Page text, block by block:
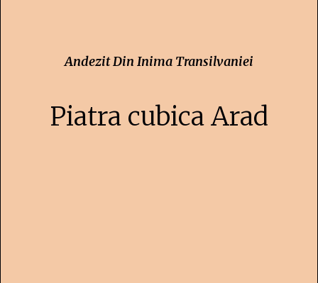
Andezit Din Inima Transilvaniei
Piatra cubica Arad